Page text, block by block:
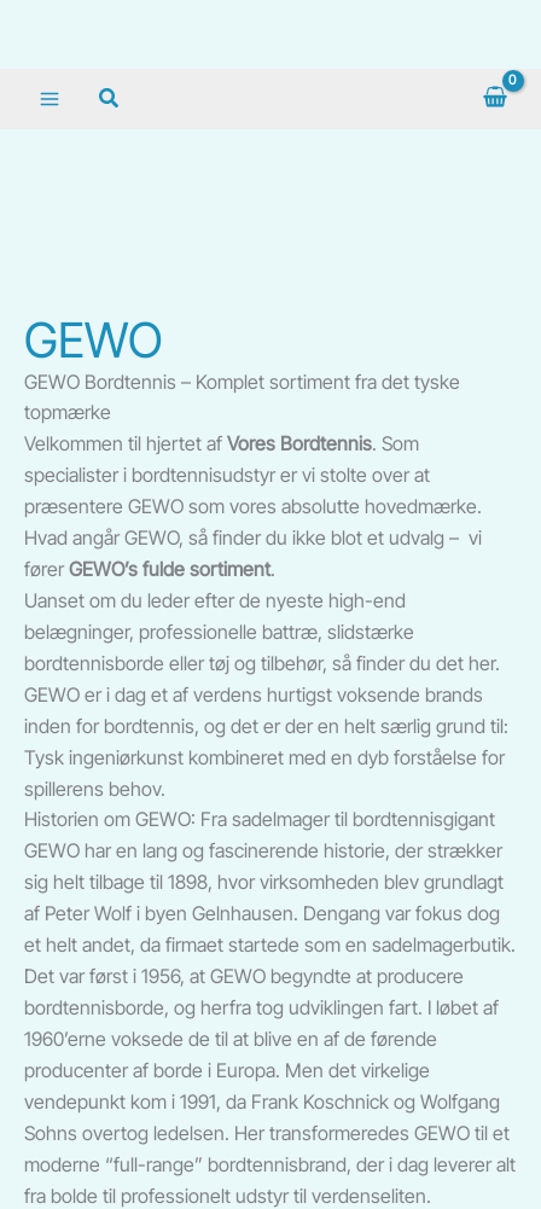
Søg
GEWO
GEWO Bordtennis – Komplet sortiment fra det tyske
topmærke
Velkommen til hjertet af Vores Bordtennis. Som
specialister i bordtennisudstyr er vi stolte over at
præsentere GEWO som vores absolutte hovedmærke.
Hvad angår GEWO, så finder du ikke blot et udvalg – vi
fører GEWO’s fulde sortiment.
Uanset om du leder efter de nyeste high-end
belægninger, professionelle battræ, slidstærke
bordtennisborde eller tøj og tilbehør, så finder du det her.
GEWO er i dag et af verdens hurtigst voksende brands
inden for bordtennis, og det er der en helt særlig grund til:
Tysk ingeniørkunst kombineret med en dyb forståelse for
spillerens behov.
Historien om GEWO: Fra sadelmager til bordtennisgigant
GEWO har en lang og fascinerende historie, der strækker
sig helt tilbage til 1898, hvor virksomheden blev grundlagt
af Peter Wolf i byen Gelnhausen. Dengang var fokus dog
et helt andet, da firmaet startede som en sadelmagerbutik.
Det var først i 1956, at GEWO begyndte at producere
bordtennisborde, og herfra tog udviklingen fart. I løbet af
1960’erne voksede de til at blive en af de førende
producenter af borde i Europa. Men det virkelige
vendepunkt kom i 1991, da Frank Koschnick og Wolfgang
Sohns overtog ledelsen. Her transformeredes GEWO til et
moderne “full-range” bordtennisbrand, der i dag leverer alt
fra bolde til professionelt udstyr til verdenseliten.